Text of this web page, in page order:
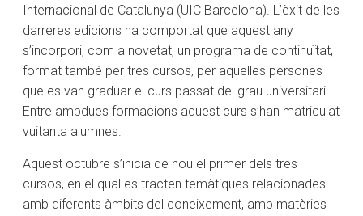
Internacional de Catalunya (UIC Barcelona). L’èxit de les
darreres edicions ha comportat que aquest any
s’incorpori, com a novetat, un programa de continuïtat,
format també per tres cursos, per aquelles persones
que es van graduar el curs passat del grau universitari.
Entre ambdues formacions aquest curs s’han matriculat
vuitanta alumnes.
Aquest octubre s’inicia de nou el primer dels tres
cursos, en el qual es tracten temàtiques relacionades
amb diferents àmbits del coneixement, amb matèries